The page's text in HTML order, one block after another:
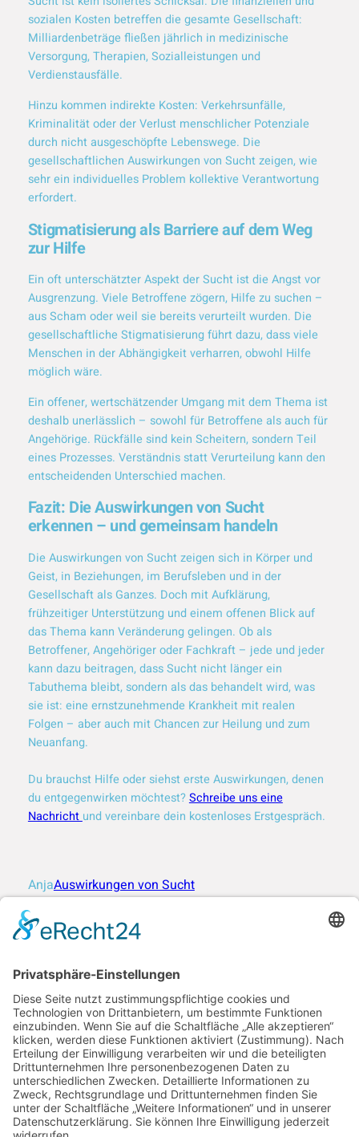
sozialen Kosten betreffen die gesamte Gesellschaft:
Milliardenbeträge fließen jährlich in medizinische
Versorgung, Therapien, Sozialleistungen und
Verdienstausfälle.
Hinzu kommen indirekte Kosten: Verkehrsunfälle,
Kriminalität oder der Verlust menschlicher Potenziale
durch nicht ausgeschöpfte Lebenswege. Die
gesellschaftlichen Auswirkungen von Sucht zeigen, wie
sehr ein individuelles Problem kollektive Verantwortung
erfordert.
Stigmatisierung als Barriere auf dem Weg
zur Hilfe
Ein oft unterschätzter Aspekt der Sucht ist die Angst vor
Ausgrenzung. Viele Betroffene zögern, Hilfe zu suchen –
aus Scham oder weil sie bereits verurteilt wurden. Die
gesellschaftliche Stigmatisierung führt dazu, dass viele
Menschen in der Abhängigkeit verharren, obwohl Hilfe
möglich wäre.
Ein offener, wertschätzender Umgang mit dem Thema ist
deshalb unerlässlich – sowohl für Betroffene als auch für
Angehörige. Rückfälle sind kein Scheitern, sondern Teil
eines Prozesses. Verständnis statt Verurteilung kann den
entscheidenden Unterschied machen.
Fazit: Die Auswirkungen von Sucht
erkennen – und gemeinsam handeln
Die Auswirkungen von Sucht zeigen sich in Körper und
Geist, in Beziehungen, im Berufsleben und in der
Gesellschaft als Ganzes. Doch mit Aufklärung,
frühzeitiger Unterstützung und einem offenen Blick auf
das Thema kann Veränderung gelingen. Ob als
Betroffener, Angehöriger oder Fachkraft – jede und jeder
kann dazu beitragen, dass Sucht nicht länger ein
Tabuthema bleibt, sondern als das behandelt wird, was
sie ist: eine ernstzunehmende Krankheit mit realen
Folgen – aber auch mit Chancen zur Heilung und zum
Neuanfang.
Du brauchst Hilfe oder siehst erste Auswirkungen, denen
du entgegenwirken möchtest?Schreibe uns eine
Nachricht und vereinbare dein kostenloses Erstgespräch.
AnjaAuswirkungen von Sucht
Moment Beratung
Dein Beratungsdienst für mehr Lebensqualität.
AGB´s
Impressum
Datenschutz